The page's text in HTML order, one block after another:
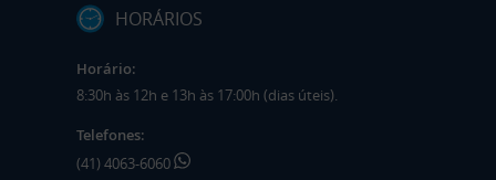
HORÁRIOS
Horário:
8:30h às 12h e 13h às 17:00h (dias úteis).
Telefones:
(41) 4063-6060